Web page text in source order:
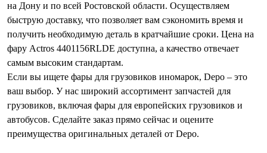
на Дону и по всей Ростовской области. Осуществляем
быструю доставку, что позволяет вам сэкономить время и
получить необходимую деталь в кратчайшие сроки. Цена на
фару Actros 4401156RLDE доступна, а качество отвечает
самым высоким стандартам.
Если вы ищете фары для грузовиков иномарок, Depo – это
ваш выбор. У нас широкий ассортимент запчастей для
грузовиков, включая фары для европейских грузовиков и
автобусов. Сделайте заказ прямо сейчас и оцените
преимущества оригинальных деталей от Depo.